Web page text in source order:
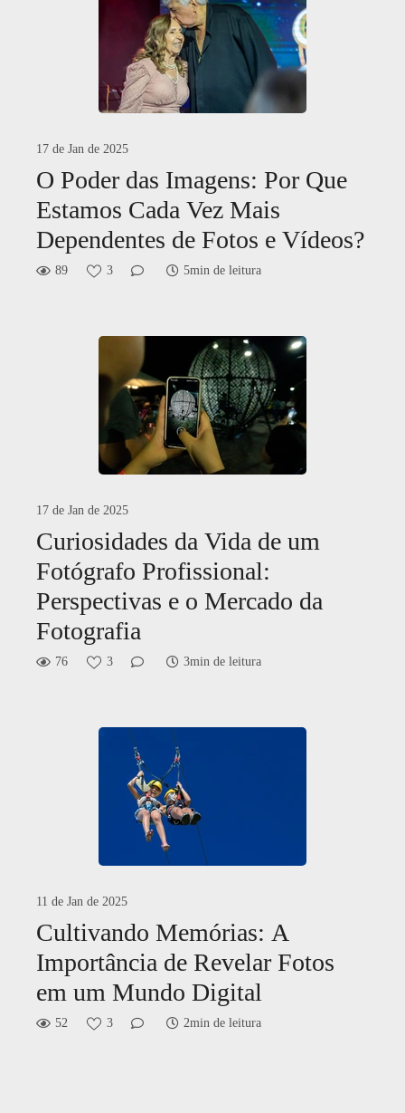
17 de Jan de 2025
O Poder das Imagens: Por Que
Estamos Cada Vez Mais
Dependentes de Fotos e Vídeos?
89 3 5min de leitura
17 de Jan de 2025
Curiosidades da Vida de um
Fotógrafo Profissional:
Perspectivas e o Mercado da
Fotografia
76 3 3min de leitura
11 de Jan de 2025
Cultivando Memórias: A
Importância de Revelar Fotos
em um Mundo Digital
52 3 2min de leitura